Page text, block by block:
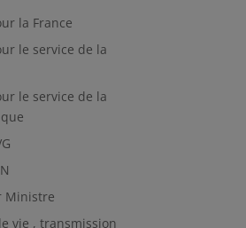
la France
le service de la
le service de la
Ministre
vie , transmission